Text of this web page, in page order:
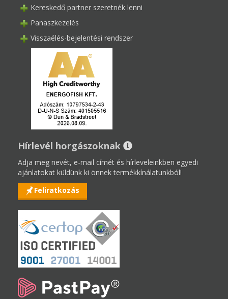
Kereskedő partner szeretnék lenni
Panaszkezelés
Visszaélés-bejelentési rendszer
Hírlevél horgászoknak
Adja meg nevét, e-mail címét és hírleveleinkben egyedi
ajánlatokat küldünk ki önnek termékkínálatunkból!
Feliratkozás